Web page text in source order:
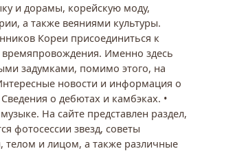
и дорамы, корейскую моду,
а также веяниями культуры.
Кореи присоединиться к
Именно здесь
задумками, помимо этого, на
новости и информация о
о дебютах и камбэках. •
На сайте представлен раздел,
фотосессии звезд, советы
телом и лицом, а также различные